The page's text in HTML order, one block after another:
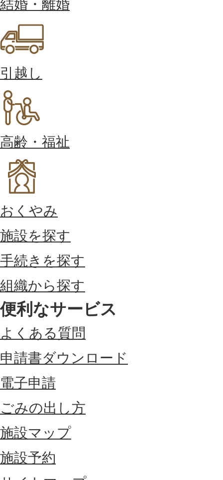
結婚・離婚
引越し
高齢・福祉
おくやみ
施設を探す
手続きを探す
組織から探す
便利なサービス
よくある質問
申請書ダウンロード
電子申請
ごみの出し方
施設マップ
施設予約